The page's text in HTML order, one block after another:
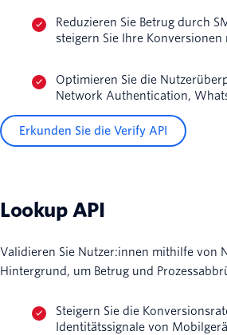
Reduzieren Sie Betrug durch
steigern Sie Ihre Konversionen
Optimieren Sie die
Network Authentication,
Erkunden Sie die Verify API
Lookup API
Validieren Sie Nutzer:innen mithilfe von
Hintergrund, um Betrug und
Steigern Sie die
Identitätssignale von